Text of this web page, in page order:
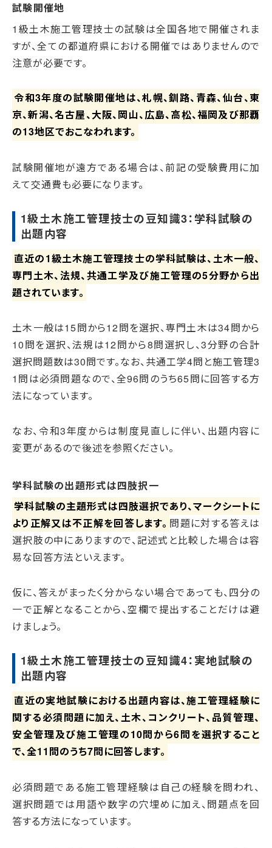
試験開催地
1級土木施工管理技士の試験は全国各地で開催されま
すが、全ての都道府県における開催ではありませんので
注意が必要です。
令和3年度の試験開催地は、札幌、釧路、青森、仙台、東
京、新潟、名古屋、大阪、岡山、広島、高松、福岡及び那覇
の13地区でおこなわれます。
試験開催地が遠方である場合は、前記の受験費用に加
えて交通費も必要になります。
1級土木施工管理技士の豆知識3：学科試験の
出題内容
直近の1級土木施工管理技士の学科試験は、土木一般、
専門土木、法規、共通工学及び施工管理の5分野から出
題されています。
土木一般は15問から12問を選択、専門土木は34問から
10問を選択、法規は12問から8問選択し、3分野の合計
選択問題数は30問です。なお、共通工学4問と施工管理3
1問は必須問題なので、全96問のうち65問に回答する方
法になっています。
なお、令和3年度からは制度見直しに伴い、出題内容に
変更があるので後述を参照ください。
学科試験の出題形式は四肢択一
学科試験の主題形式は四肢選択であり、マークシートに
より正解又は不正解を回答します。 問題に対する答えは
選択肢の中にありますので、記述式と比較した場合は容
易な回答方法といえます。
仮に、答えがまったく分からない場合であっても、四分の
一で正解となることから、空欄で提出することだけは避
けましょう。
1級土木施工管理技士の豆知識4：実地試験の
出題内容
直近の実地試験における出題内容は、施工管理経験に
関する必須問題に加え、土木、コンクリート、品質管理、
安全管理及び施工管理の10問から6問を選択すること
で、全11問のうち7問に回答します。
必須問題である施工管理経験は自己の経験を問われ、
選択問題では用語や数字の穴埋めに加え、問題点を回
答する方法になっています。